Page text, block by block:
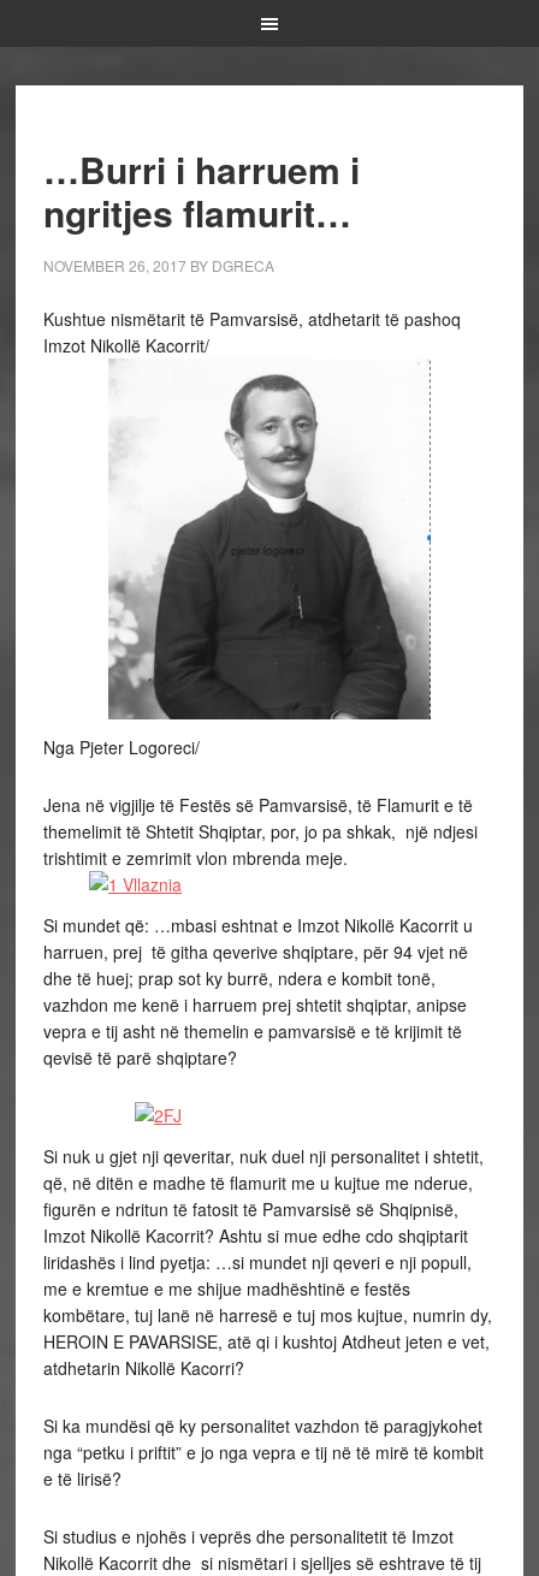
…Burri i harruem i
ngritjes flamurit…
NOVEMBER 26, 2017BY DGRECA
Kushtue nismëtarit të Pamvarsisë, atdhetarit të pashoq
Imzot Nikollë Kacorrit/
Nga Pjeter Logoreci/
Jena në vigjilje të Festës së Pamvarsisë, të Flamurit e të
themelimit të Shtetit Shqiptar, por, jo pa shkak, një ndjesi
trishtimit e zemrimit vlon mbrenda meje.
Si mundet që: …mbasi eshtnat e Imzot Nikollë Kacorrit u
harruen, prej të githa qeverive shqiptare, për 94 vjet në
dhe të huej; prap sot ky burrë, ndera e kombit tonë,
vazhdon me kenë i harruem prej shtetit shqiptar, anipse
vepra e tij asht në themelin e pamvarsisë e të krijimit të
qevisë të parë shqiptare?
Si nuk u gjet nji qeveritar, nuk duel nji personalitet i shtetit,
që, në ditën e madhe të flamurit me u kujtue me nderue,
figurën e ndritun të fatosit të Pamvarsisë së Shqipnisë,
Imzot Nikollë Kacorrit? Ashtu si mue edhe cdo shqiptarit
liridashës i lind pyetja: …si mundet nji qeveri e nji popull,
me e kremtue e me shijue madhështinë e festës
kombëtare, tuj lanë në harresë e tuj mos kujtue, numrin dy,
HEROIN E PAVARSISE, atë qi i kushtoj Atdheut jeten e vet,
atdhetarin Nikollë Kacorri?
Si ka mundësi që ky personalitet vazhdon të paragjykohet
nga “petku i priftit” e jo nga vepra e tij në të mirë të kombit
e të lirisë?
Si studius e njohës i veprës dhe personalitetit të Imzot
Nikollë Kacorrit dhe si nismëtari i sjelljes së eshtrave të tij